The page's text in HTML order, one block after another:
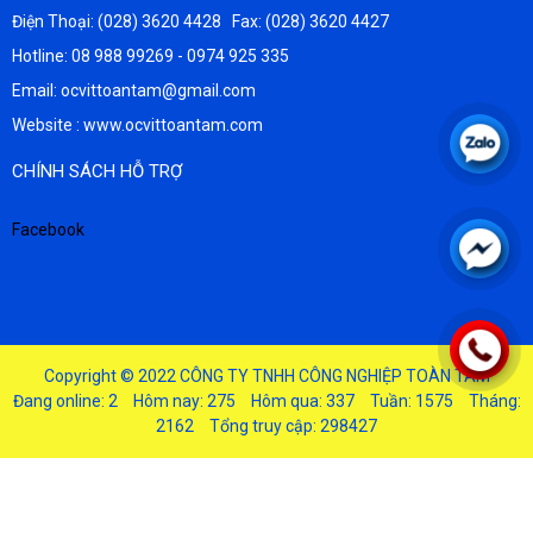
Điện Thoại: (028) 3620 4428 Fax: (028) 3620 4427
Hotline: 08 988 99269 - 0974 925 335
Email: ocvittoantam@gmail.com
Website : www.ocvittoantam.com
CHÍNH SÁCH HỖ TRỢ
Facebook
Copyright © 2022CÔNG TY TNHH CÔNG NGHIỆP TOÀN TÂM
Đang online: 2
Hôm nay: 275 Hôm qua: 337 Tuần: 1575
Tháng:
2162
Tổng truy cập: 298427